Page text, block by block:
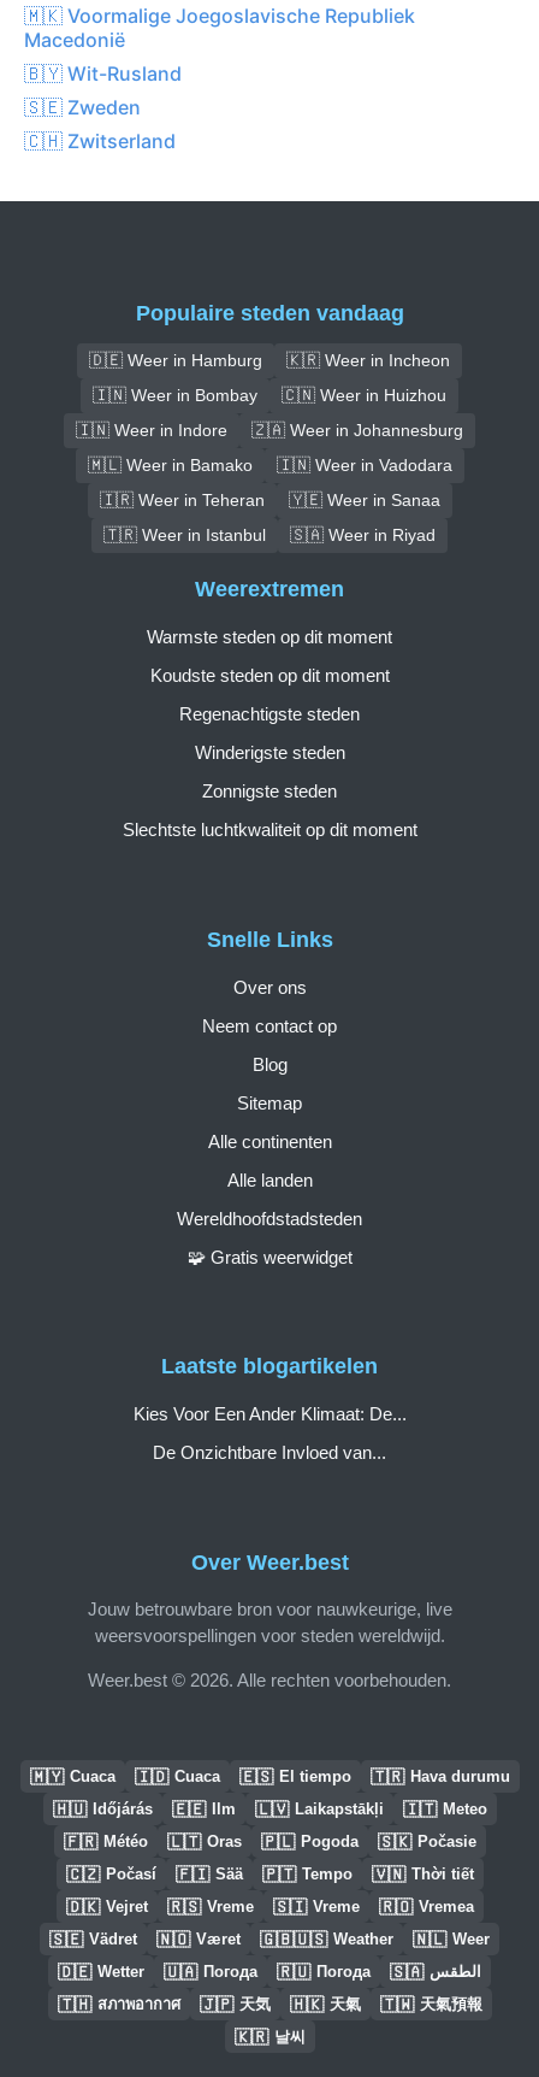
🇲🇰 Voormalige Joegoslavische Republiek
Macedonië
🇧🇾 Wit-Rusland
🇸🇪 Zweden
🇨🇭 Zwitserland
Populaire steden vandaag
🇩🇪 Weer in Hamburg
🇰🇷 Weer in Incheon
🇮🇳 Weer in Bombay
🇨🇳 Weer in Huizhou
🇮🇳 Weer in Indore
🇿🇦 Weer in Johannesburg
🇲🇱 Weer in Bamako
🇮🇳 Weer in Vadodara
🇮🇷 Weer in Teheran
🇾🇪 Weer in Sanaa
🇹🇷 Weer in Istanbul
🇸🇦 Weer in Riyad
Over Weer.best
Jouw betrouwbare bron voor nauwkeurige, live
weersvoorspellingen voor steden wereldwijd.
Weer.best © 2026. Alle rechten voorbehouden.
Snelle Links
Over ons
Neem contact op
Blog
Sitemap
Alle continenten
Alle landen
Wereldhoofdstadsteden
🧩 Gratis weerwidget
Weerextremen
Warmste steden op dit moment
Koudste steden op dit moment
Regenachtigste steden
Winderigste steden
Zonnigste steden
Slechtste luchtkwaliteit op dit moment
Laatste blogartikelen
Kies Voor Een Ander Klimaat: De...
De Onzichtbare Invloed van...
🇲🇾 Cuaca 🇮🇩 Cuaca 🇪🇸 El tiempo 🇹🇷 Hava durumu
🇭🇺 Időjárás 🇪🇪 Ilm 🇱🇻 Laikapstākļi 🇮🇹 Meteo
🇫🇷 Météo 🇱🇹 Oras 🇵🇱 Pogoda 🇸🇰 Počasie
🇨🇿 Počasí 🇫🇮 Sää 🇵🇹 Tempo 🇻🇳 Thời tiết
🇩🇰 Vejret 🇷🇸 Vreme 🇸🇮 Vreme 🇷🇴 Vremea
🇸🇪 Vädret 🇳🇴 Været 🇬🇧🇺🇸 Weather 🇳🇱 Weer
🇩🇪 Wetter 🇺🇦 Погода 🇷🇺 Погода 🇸🇦 الطقس
🇹🇭 สภาพอากาศ 🇯🇵 天気 🇭🇰 天氣 🇹🇼 天氣預報
🇰🇷 날씨